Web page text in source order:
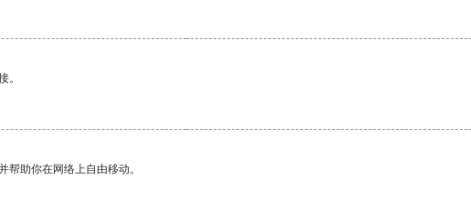
。
助你在网络上自由移动。